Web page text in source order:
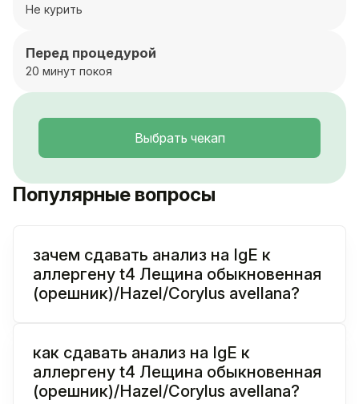
Не курить
Перед процедурой
20 минут покоя
Выбрать чекап
Популярные вопросы
зачем сдавать анализ на IgE к
аллергену t4 Лещина обыкновенная
(орешник)/Hazel/Corylus avellana?
как сдавать анализ на IgE к
аллергену t4 Лещина обыкновенная
(орешник)/Hazel/Corylus avellana?